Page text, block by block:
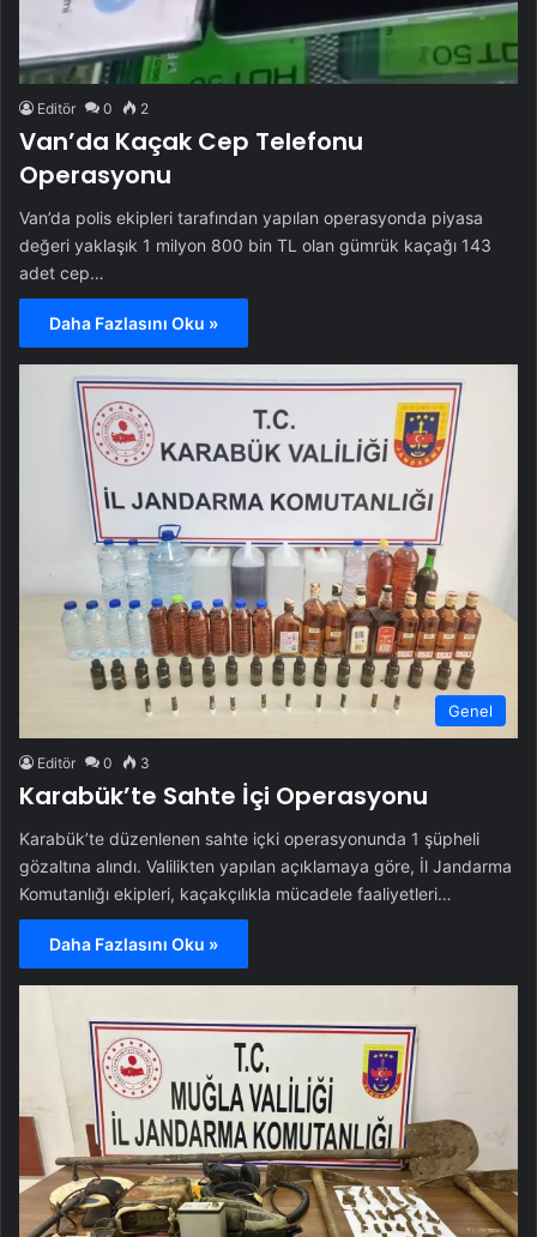
Editör 0 2
Van’da Kaçak Cep Telefonu
Operasyonu
Van’da polis ekipleri tarafından yapılan operasyonda piyasa
değeri yaklaşık 1 milyon 800 bin TL olan gümrük kaçağı 143
adet cep…
Daha Fazlasını Oku »
Genel
Editör 0 3
Karabük’te Sahte İçi Operasyonu
Karabük’te düzenlenen sahte içki operasyonunda 1 şüpheli
gözaltına alındı. Valilikten yapılan açıklamaya göre, İl Jandarma
Komutanlığı ekipleri, kaçakçılıkla mücadele faaliyetleri…
Daha Fazlasını Oku »